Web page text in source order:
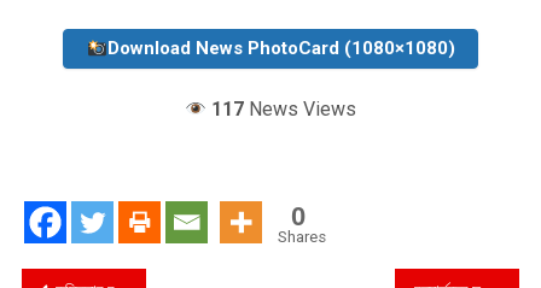
Download News PhotoCard (1080×1080)
117 News Views
0
Shares